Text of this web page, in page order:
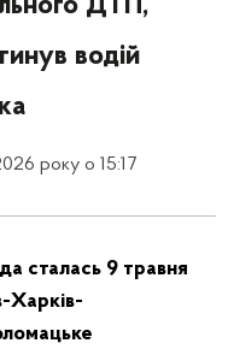
ДТП,
водій
року о 15:17
сталась 9 травня
Харків-